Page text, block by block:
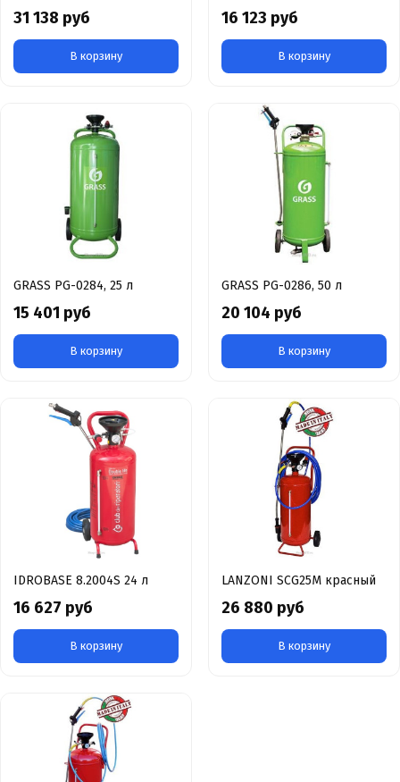
31 138 руб
В корзину
16 123 руб
В корзину
GRASS PG-0284, 25 л
15 401 руб
В корзину
GRASS PG-0286, 50 л
20 104 руб
В корзину
IDROBASE 8.2004S 24 л
16 627 руб
В корзину
LANZONI SCG25M красный
26 880 руб
В корзину